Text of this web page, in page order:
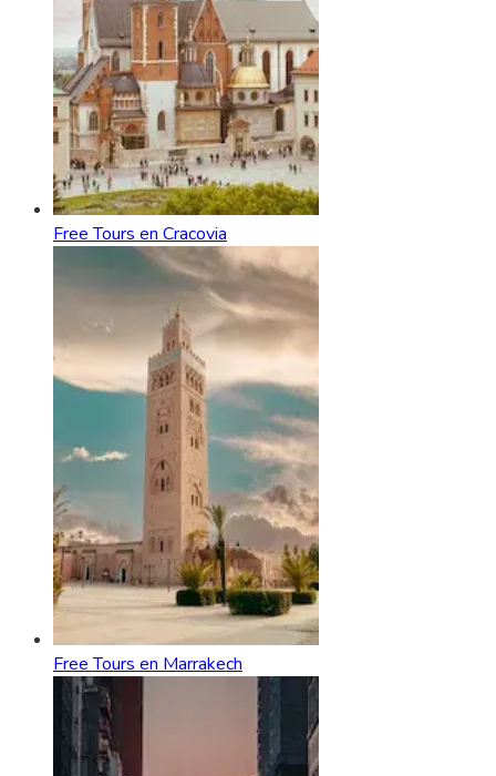
Free Tours en Cracovia
Free Tours en Marrakech